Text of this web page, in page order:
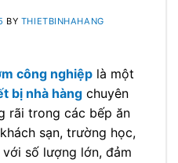
BY THIETBINHAHANG
công nghiệp là một
bị nhà hàng chuyên
rãi trong các bếp ăn
sạn, trường học,
số lượng lớn, đảm